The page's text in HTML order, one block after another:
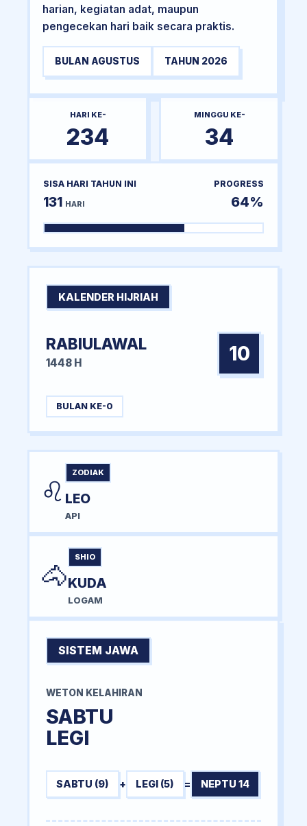
harian, kegiatan adat, maupun
pengecekan hari baik secara praktis.
BULAN AGUSTUS TAHUN 2026
HARI KE-
234
MINGGU KE-
34
SISA HARI TAHUN INI
131 HARI
PROGRESS
64%
KALENDER HIJRIAH
RABIULAWAL
1448 H 10
BULAN KE-0
♌
ZODIAK
LEO
API
🐴
SHIO
KUDA
LOGAM
SISTEM JAWA
WETON KELAHIRAN
SABTU
LEGI
SABTU (9) + LEGI (5) = NEPTU 14